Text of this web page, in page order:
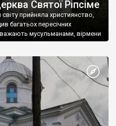
Святої Ріпсіме
прийняла християнство,
багатьох пересічних
вважають мусульманами, вірмени